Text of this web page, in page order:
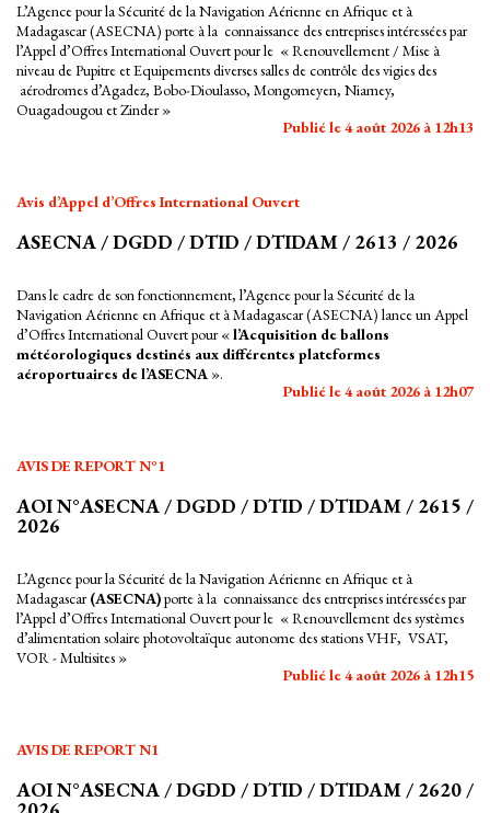
L’Agence pour la Sécurité de la Navigation Aérienne en Afrique et à
Madagascar (ASECNA) porte à la connaissance des entreprises intéressées par
l’Appel d’Offres International Ouvert pour le « Renouvellement / Mise à
niveau de Pupitre et Equipements diverses salles de contrôle des vigies des
aérodromes d’Agadez, Bobo-Dioulasso, Mongomeyen, Niamey,
Ouagadougou et Zinder »
Publié le 4 août 2026 à 12h13
Avis d’Appel d’Offres International Ouvert
ASECNA / DGDD / DTID / DTIDAM / 2613 / 2026
Dans le cadre de son fonctionnement, l’Agence pour la Sécurité de la
Navigation Aérienne en Afrique et à Madagascar (ASECNA) lance un Appel
d’Offres International Ouvert pour «l’Acquisition de ballons
météorologiques destinés aux différentes plateformes
aéroportuaires de l’ASECNA ».
Publié le 4 août 2026 à 12h07
AVIS DE REPORT N°1
AOI N°ASECNA / DGDD / DTID / DTIDAM / 2615 /
2026
L’Agence pour la Sécurité de la Navigation Aérienne en Afrique et à
Madagascar(ASECNA)porte à la connaissance des entreprises intéressées par
l’Appel d’Offres International Ouvert pour le « Renouvellement des systèmes
d’alimentation solaire photovoltaïque autonome des stations VHF, VSAT,
VOR - Multisites »
Publié le 4 août 2026 à 12h15
AVIS DE REPORT N1
AOI N°ASECNA / DGDD / DTID / DTIDAM / 2620 /